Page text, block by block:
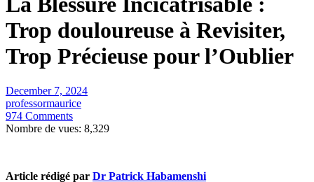
Trop douloureuse à Revisiter,
Trop Précieuse pour l’Oublier
December 7, 2024
professormaurice
974 Comments
Nombre de vues: 8,329
Article rédigé par Dr Patrick Habamenshi